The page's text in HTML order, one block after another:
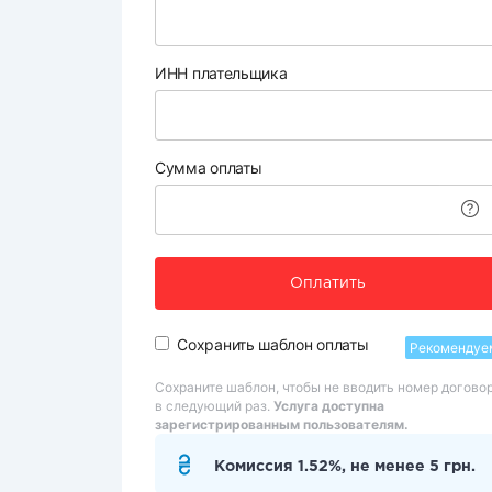
ИНН плательщика
Сумма оплаты
Оплатить
Сохранить шаблон оплаты
Сохраните шаблон, чтобы не вводить номер
в следующий раз. Услуга доступна
зарегистрированным пользователям.
Комиссия 1.52%, не менее 5 грн.